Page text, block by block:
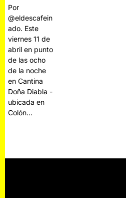
Por
@eldescafein
ado. Este
viernes 11 de
abril en punto
de las ocho
de la noche
en Cantina
Doña Diabla -
ubicada en
Colón…